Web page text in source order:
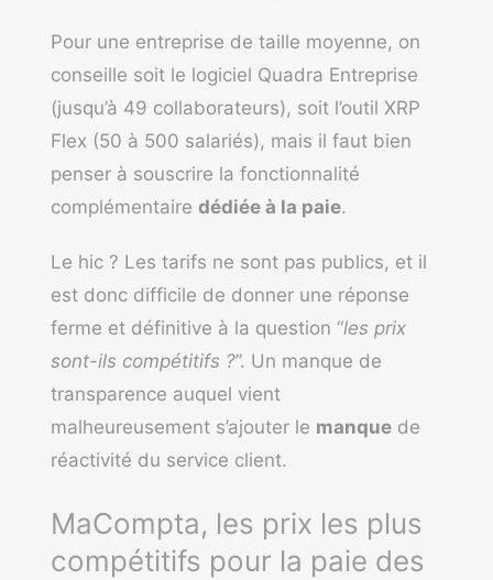
Pour une entreprise de taille moyenne, on
conseille soit le logiciel Quadra Entreprise
(jusqu’à 49 collaborateurs), soit l’outil XRP
Flex (50 à 500 salariés), mais il faut bien
penser à souscrire la fonctionnalité
complémentaire dédiée à la paie.
Le hic ? Les tarifs ne sont pas publics, et il
est donc difficile de donner une réponse
ferme et définitive à la question “les prix
sont-ils compétitifs ?”. Un manque de
transparence auquel vient
malheureusement s’ajouter le manque de
réactivité du service client.
MaCompta, les prix les plus
compétitifs pour la paie des